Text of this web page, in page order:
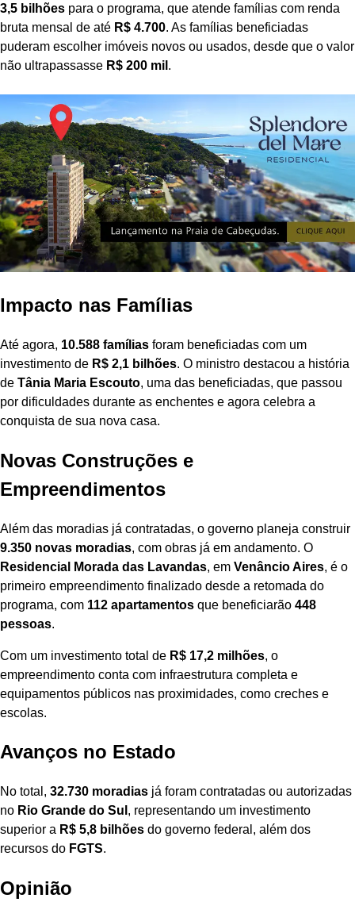
3,5 bilhões para o programa, que atende famílias com renda
bruta mensal de até R$ 4.700. As famílias beneficiadas
puderam escolher imóveis novos ou usados, desde que o valor
não ultrapassasse R$ 200 mil .
Impacto nas Famílias
Até agora, 10.588 famílias foram beneficiadas com um
investimento de R$ 2,1 bilhões. O ministro destacou a história
de Tânia Maria Escouto, uma das beneficiadas, que passou
por dificuldades durante as enchentes e agora celebra a
conquista de sua nova casa.
Novas Construções e
Empreendimentos
Além das moradias já contratadas, o governo planeja construir
9.350 novas moradias, com obras já em andamento. O
Residencial Morada das Lavandas, em Venâncio Aires, é o
primeiro empreendimento finalizado desde a retomada do
programa, com 112 apartamentos que beneficiarão 448
pessoas.
Com um investimento total de R$ 17,2 milhões, o
empreendimento conta com infraestrutura completa e
equipamentos públicos nas proximidades, como creches e
escolas.
Avanços no Estado
No total, 32.730 moradias já foram contratadas ou autorizadas
no Rio Grande do Sul , representando um investimento
superior a R$ 5,8 bilhões do governo federal, além dos
recursos do FGTS.
Opinião